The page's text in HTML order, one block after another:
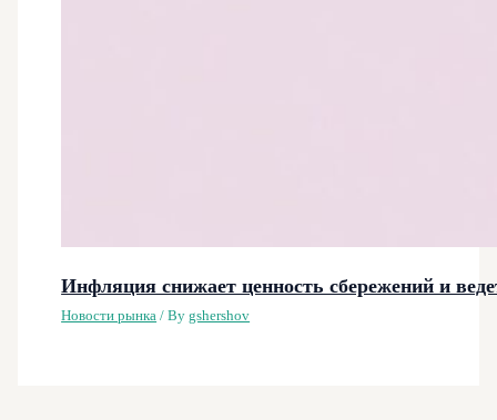
Инфляция снижает ценность сбережений и
Новости рынка / Bygshershov